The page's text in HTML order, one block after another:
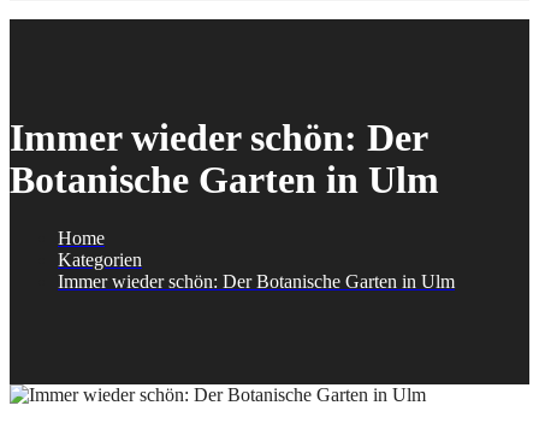
Immer wieder schön: Der
Botanische Garten in Ulm
Home
Kategorien
Immer wieder schön: Der Botanische Garten in Ulm